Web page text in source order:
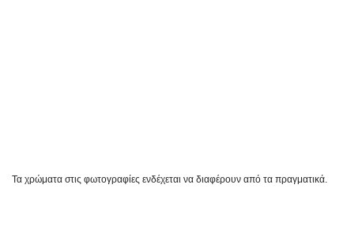
Τα χρώματα στις φωτογραφίες ενδέχεται να διαφέρουν από τα πραγματικά.